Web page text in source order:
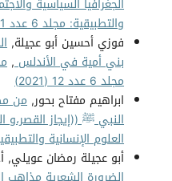
الجغرافيا السياسية
والتطبيقية: مجلد 6 عدد 11 (2021)
فوزي أحسين أبو عجيلة,
بني أمية في الأندلس,
مجلد 6 عدد 12 (2021)
ابراهيم مفتاح بحور, من
النبي ﷺ ((إيجاز القصر،و
العلوم الإنسانية والتطبيقية: مجلد
أبو عجيلة رمضان عويلي,